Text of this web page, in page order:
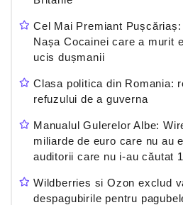
Cel Mai Premiant
Nașa Cocainei care a murit
ucis dușmanii
Clasa politica din Romania:
refuzului de a guverna
Manualul Gulerelor Albe:
miliarde de euro care nu au
auditorii care nu i-au căutat
Wildberries si Ozon exclud
despagubirile pentru